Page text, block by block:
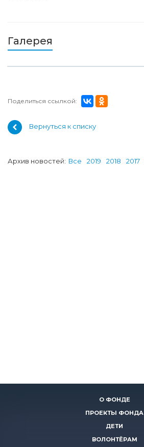
Галерея
Поделиться ссылкой:
Вернуться к списку
Архив новостей: Все 2019 2018 2017
О ФОНДЕ
ПРОЕКТЫ ФОНДА
ДЕТИ
ВОЛОНТЁРАМ